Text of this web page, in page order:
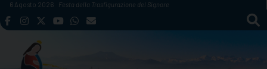
Skip
to
6 Agosto 2026 Festa della Trasfigurazione del Signore